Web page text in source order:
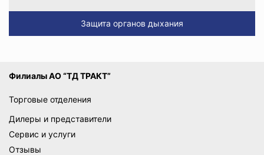
Защита органов дыхания
Филиалы АО “ТД ТРАКТ”
Торговые отделения
Дилеры и представители
Сервис и услуги
Отзывы